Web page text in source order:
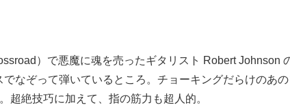
）で悪魔に魂を売ったギタリスト Robert Johnson
なぞって弾いているところ。チョーキングだらけのあ
超絶技巧に加えて、指の筋力も超人的。